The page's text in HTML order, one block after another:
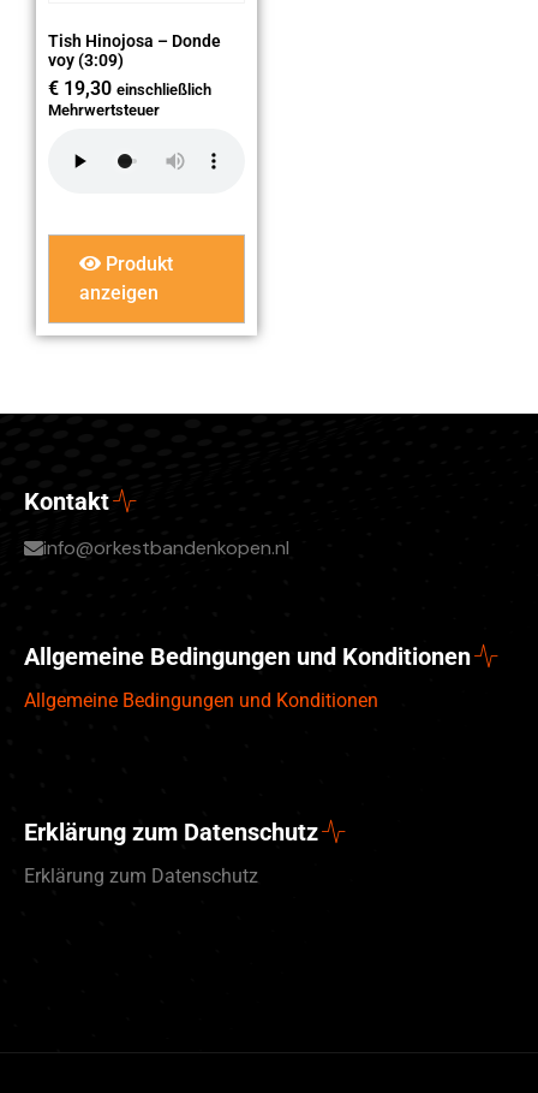
Tish Hinojosa – Donde
voy (3:09)
€ 19,30 einschließlich
Mehrwertsteuer
Produkt
anzeigen
Kontakt
info@orkestbandenkopen.nl
Allgemeine Bedingungen und Konditionen
Allgemeine Bedingungen und Konditionen
Erklärung zum Datenschutz
Erklärung zum Datenschutz